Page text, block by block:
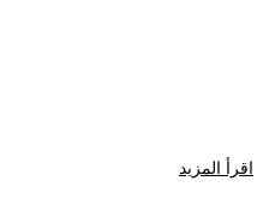
اقرأ المزيد